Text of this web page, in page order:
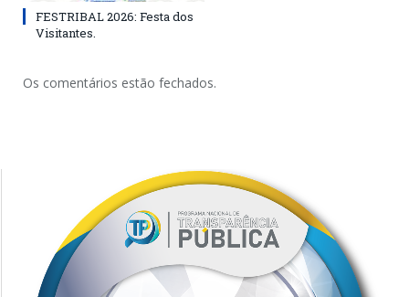
FESTRIBAL 2026: Festa dos
Visitantes.
Os comentários estão fechados.